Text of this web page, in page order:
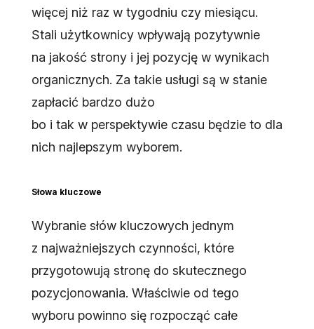
więcej niż raz w tygodniu czy miesiącu.
Stali użytkownicy wpływają pozytywnie
na jakość strony i jej pozycję w wynikach
organicznych. Za takie usługi są w stanie
zapłacić bardzo dużo
bo i tak w perspektywie czasu będzie to dla
nich najlepszym wyborem.
Słowa kluczowe
Wybranie słów kluczowych jednym
z najważniejszych czynności, które
przygotowują stronę do skutecznego
pozycjonowania. Właściwie od tego
wyboru powinno się rozpocząć całe